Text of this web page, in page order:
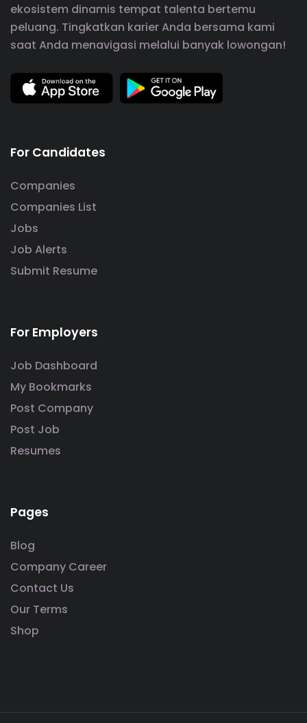
ekosistem dinamis tempat talenta bertemu
peluang. Tingkatkan karier Anda bersama kami
saat Anda menavigasi melalui banyak lowongan!
For Candidates
Companies
Companies List
Jobs
Job Alerts
Submit Resume
For Employers
Job Dashboard
My Bookmarks
Post Company
Post Job
Resumes
Pages
Blog
Company Career
Contact Us
Our Terms
Shop